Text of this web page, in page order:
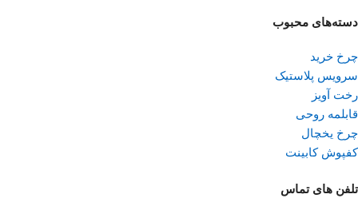
دسته‌های محبوب
چرخ خرید
سرویس پلاستیک
رخت آویز
قابلمه روحی
چرخ یخچال
کفپوش کابینت
تلفن ‌های تماس